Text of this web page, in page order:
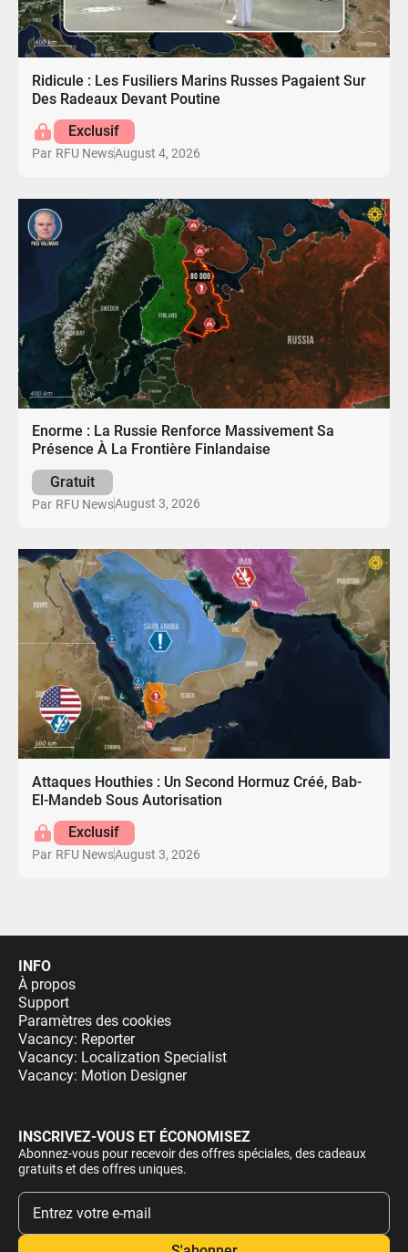
Ridicule : Les Fusiliers Marins Russes Pagaient Sur
Des Radeaux Devant Poutine
Exclusif
Par RFU NewsAugust 4, 2026
Enorme : La Russie Renforce Massivement Sa
Présence À La Frontière Finlandaise
Gratuit
Par RFU NewsAugust 3, 2026
Attaques Houthies : Un Second Hormuz Créé, Bab-
El-Mandeb Sous Autorisation
Exclusif
Par RFU NewsAugust 3, 2026
INFO
À propos
Support
Paramètres des cookies
Vacancy: Reporter
Vacancy: Localization Specialist
Vacancy: Motion Designer
INSCRIVEZ-VOUS ET ÉCONOMISEZ
Abonnez-vous pour recevoir des offres spéciales, des cadeaux
gratuits et des offres uniques.